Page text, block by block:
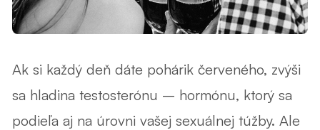
Ak si každý deň dáte pohárik červeného, zvýši
sa hladina testosterónu – hormónu, ktorý sa
podieľa aj na úrovni vašej sexuálnej túžby. Ale